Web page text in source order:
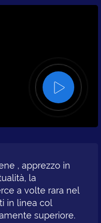
Play
, apprezzo in
la
a volte rara nel
in linea col
superiore.